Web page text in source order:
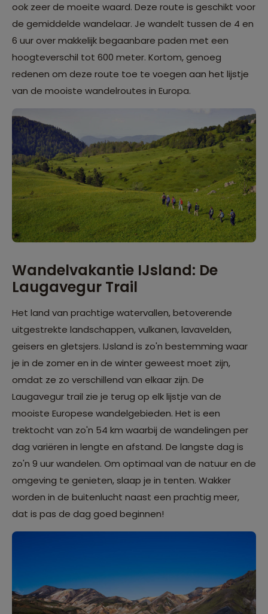
ook zeer de moeite waard. Deze route is geschikt voor
de gemiddelde wandelaar. Je wandelt tussen de 4 en
6 uur over makkelijk begaanbare paden met een
hoogteverschil tot 600 meter. Kortom, genoeg
redenen om deze route toe te voegen aan het lijstje
van de mooiste wandelroutes in Europa.
Wandelvakantie IJsland: De
Laugavegur Trail
Het land van prachtige watervallen, betoverende
uitgestrekte landschappen, vulkanen, lavavelden,
geisers en gletsjers. IJsland is zo'n bestemming waar
je in de zomer en in de winter geweest moet zijn,
omdat ze zo verschillend van elkaar zijn. De
Laugavegur trail zie je terug op elk lijstje van de
mooiste Europese wandelgebieden. Het is een
trektocht van zo'n 54 km waarbij de wandelingen per
dag variëren in lengte en afstand. De langste dag is
zo'n 9 uur wandelen. Om optimaal van de natuur en de
omgeving te genieten, slaap je in tenten. Wakker
worden in de buitenlucht naast een prachtig meer,
dat is pas de dag goed beginnen!